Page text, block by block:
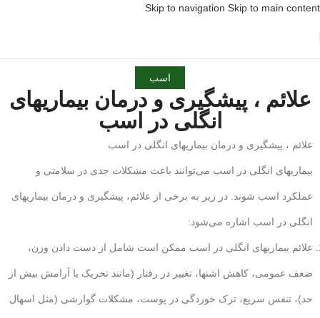
Skip to navigation Skip to main content
اسب
علائم ، پیشگیری و درمان بیماریهای
انگلی در اسب
علائم ، پیشگیری و درمان بیماریهای انگلی در اسب
بیماریهای انگلی در اسب می‌توانند باعث مشکلات جدی در سلامتی و
عملکرد اسب شوند. در زیر به برخی از علائم، پیشگیری و درمان بیماریهای
انگلی در اسب اشاره می‌شود:
علائم بیماریهای انگلی در اسب ممکن است شامل از دست دادن وزن،
ضعف عمومی، کاهش اشتها، تغییر در رفتار (مانند تحریک یا آرامش بیش از
حد)، تنفس سریع، ترک خوردگی در پوست، مشکلات گوارشی (مثل اسهال